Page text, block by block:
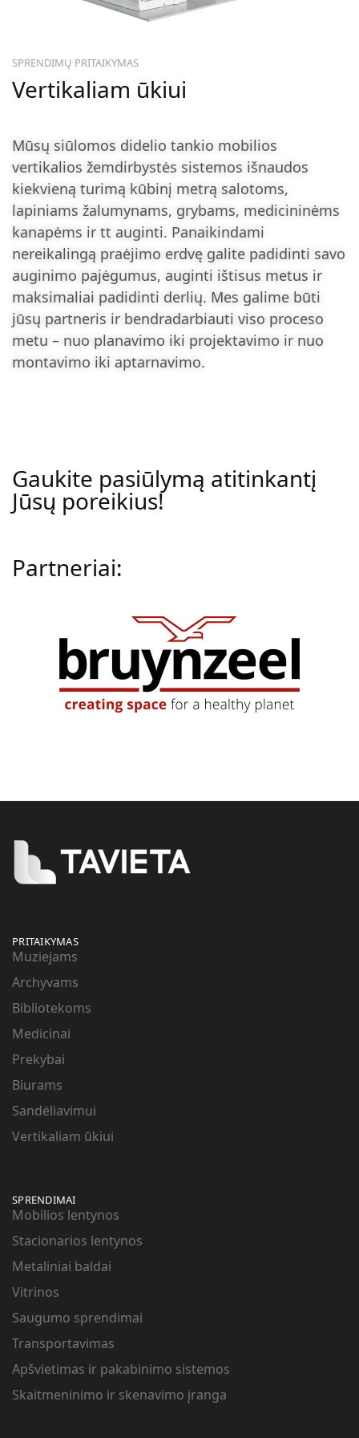
SPRENDIMŲ PRITAIKYMAS
Vertikaliam ūkiui
Mūsų siūlomos didelio tankio mobilios
vertikalios žemdirbystės sistemos išnaudos
kiekvieną turimą kūbinį metrą salotoms,
lapiniams žalumynams, grybams, medicininėms
kanapėms ir tt auginti. Panaikindami
nereikalingą praėjimo erdvę galite padidinti savo
auginimo pajėgumus, auginti ištisus metus ir
maksimaliai padidinti derlių. Mes galime būti
jūsų partneris ir bendradarbiauti viso proceso
metu – nuo ​​planavimo iki projektavimo ir nuo
montavimo iki aptarnavimo.
Gaukite pasiūlymą atitinkantį
Jūsų poreikius!
Partneriai:
PRITAIKYMAS
Muziejams
Archyvams
Bibliotekoms
Medicinai
Prekybai
Biurams
Sandėliavimui
Vertikaliam ūkiui
SPRENDIMAI
Mobilios lentynos
Stacionarios lentynos
Metaliniai baldai
Vitrinos
Saugumo sprendimai
Transportavimas
Apšvietimas ir pakabinimo sistemos
Skaitmeninimo ir skenavimo įranga